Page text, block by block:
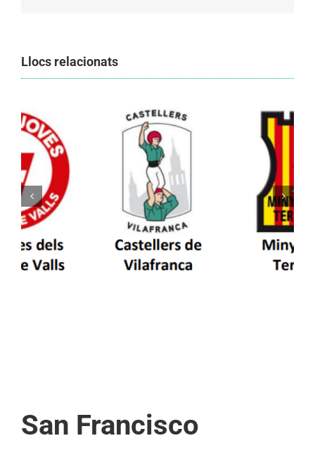
Llocs relacionats
Els Castellers de Vilafranca unieixen tradició i
patrimoni en un viatge de colla a la Vall
d’Aran i a la Vall de Boí
San Francisco